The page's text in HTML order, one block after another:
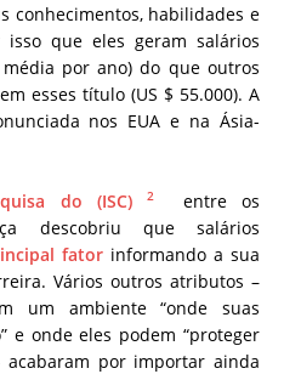
conhecimentos, habilidades e
que eles geram salários
por ano) do que outros
esses título (US $ 55.000). A
nos EUA e na Ásia-
do (ISC) 2
entre os
descobriu que salários
fator informando a sua
Vários outros atributos –
um ambiente “onde suas
e onde eles podem “proteger
acabaram por importar ainda